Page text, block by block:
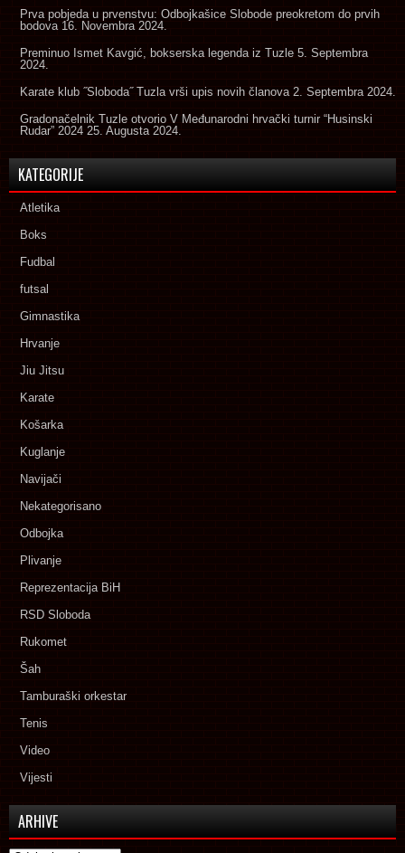
Prva pobjeda u prvenstvu: Odbojkašice Slobode preokretom do prvih
bodova 16. Novembra 2024.
Preminuo Ismet Kavgić, bokserska legenda iz Tuzle 5. Septembra
2024.
Karate klub ˝Sloboda˝ Tuzla vrši upis novih članova 2. Septembra 2024.
Gradonačelnik Tuzle otvorio V Međunarodni hrvački turnir “Husinski
Rudar” 2024 25. Augusta 2024.
KATEGORIJE
Atletika
Boks
Fudbal
futsal
Gimnastika
Hrvanje
Jiu Jitsu
Karate
Košarka
Kuglanje
Navijači
Nekategorisano
Odbojka
Plivanje
Reprezentacija BiH
RSD Sloboda
Rukomet
Šah
Tamburaški orkestar
Tenis
Video
Vijesti
ARHIVE